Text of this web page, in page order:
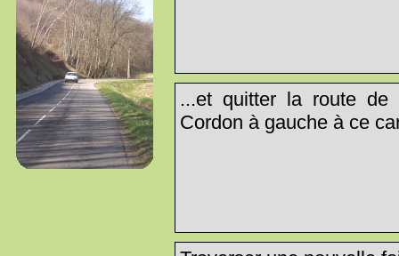
...et quitter la route de
Cordon à gauche à ce